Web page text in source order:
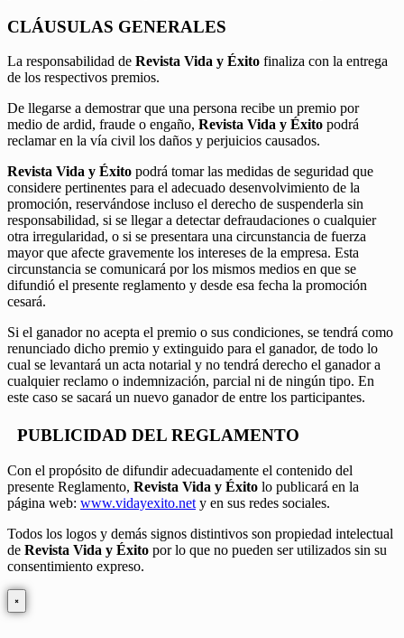
CLÁUSULAS GENERALES
La responsabilidad de Revista Vida y Éxito finaliza con la entrega
de los respectivos premios.
De llegarse a demostrar que una persona recibe un premio por
medio de ardid, fraude o engaño, Revista Vida y Éxito podrá
reclamar en la vía civil los daños y perjuicios causados.
Revista Vida y Éxito podrá tomar las medidas de seguridad que
considere pertinentes para el adecuado desenvolvimiento de la
promoción, reservándose incluso el derecho de suspenderla sin
responsabilidad, si se llegar a detectar defraudaciones o cualquier
otra irregularidad, o si se presentara una circunstancia de fuerza
mayor que afecte gravemente los intereses de la empresa. Esta
circunstancia se comunicará por los mismos medios en que se
difundió el presente reglamento y desde esa fecha la promoción
cesará.
Si el ganador no acepta el premio o sus condiciones, se tendrá como
renunciado dicho premio y extinguido para el ganador, de todo lo
cual se levantará un acta notarial y no tendrá derecho el ganador a
cualquier reclamo o indemnización, parcial ni de ningún tipo. En
este caso se sacará un nuevo ganador de entre los participantes.
PUBLICIDAD DEL REGLAMENTO
Con el propósito de difundir adecuadamente el contenido del
presente Reglamento, Revista Vida y Éxito lo publicará en la
página web: www.vidayexito.net y en sus redes sociales.
Todos los logos y demás signos distintivos son propiedad intelectual
de Revista Vida y Éxito por lo que no pueden ser utilizados sin su
consentimiento expreso.
×